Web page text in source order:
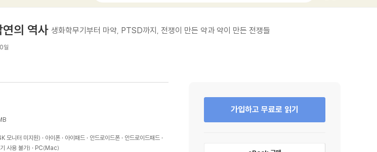
의 역사 생화학무기부터 마약, PTSD까지, 전쟁이 만든 약과 약이 만든 전쟁들
일
모니터 미지원) 아이폰 아이패드 안드로이드폰
안드로이드패드
사용 불가)
PC(Mac)
가입하고 무료로 읽기